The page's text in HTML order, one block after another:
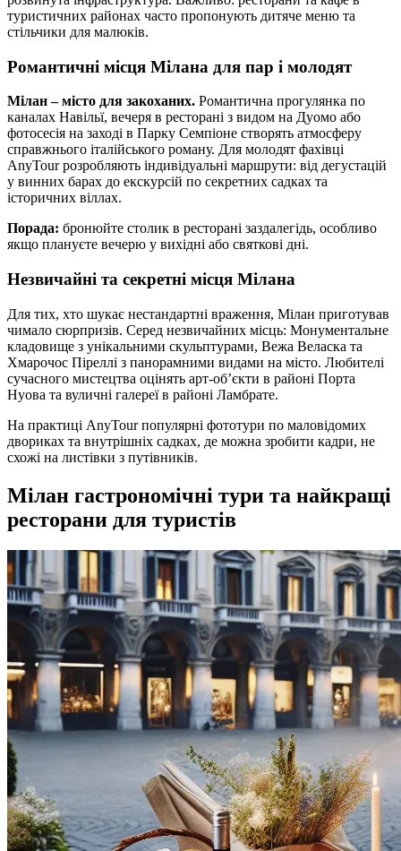
туристичних районах часто пропонують дитяче меню та
стільчики для малюків.
Романтичні місця Мілана для пар і молодят
Мілан – місто для закоханих. Романтична прогулянка по
каналах Навільї, вечеря в ресторані з видом на Дуомо або
фотосесія на заході в Парку Семпіоне створять атмосферу
справжнього італійського роману. Для молодят фахівці
AnyTour розробляють індивідуальні маршрути: від дегустацій
у винних барах до екскурсій по секретних садках та
історичних віллах.
Порада: бронюйте столик в ресторані заздалегідь, особливо
якщо плануєте вечерю у вихідні або святкові дні.
Незвичайні та секретні місця Мілана
Для тих, хто шукає нестандартні враження, Мілан приготував
чимало сюрпризів. Серед незвичайних місць: Монументальне
кладовище з унікальними скульптурами, Вежа Веласка та
Хмарочос Піреллі з панорамними видами на місто. Любителі
сучасного мистецтва оцінять арт-об’єкти в районі Порта
Нуова та вуличні галереї в районі Ламбрате.
На практиці AnyTour популярні фототури по маловідомих
двориках та внутрішніх садках, де можна зробити кадри, не
схожі на листівки з путівників.
Мілан гастрономічні тури та найкращі
ресторани для туристів